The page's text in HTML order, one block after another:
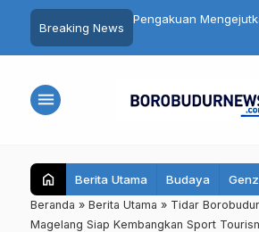
Breaking News
Depok Saepul:
Usai Digerayangi
Daftar 8 Dokter dan
Yurizal, Keluarga
menu
home Berita Utama Budaya Genz
Beranda » Berita Utama » Tidar
Magelang Siap Kembangkan Sport